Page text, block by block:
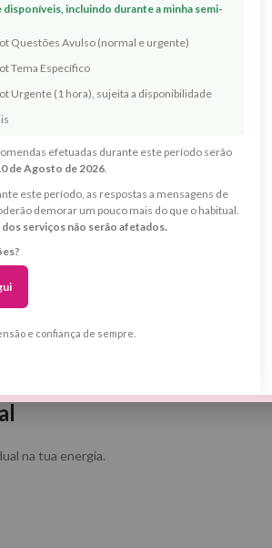
na tua energia.
disponíveis, incluindo durante a minha semi-
Questões Avulso (normal e urgente)
Tema Específico
Urgente (1 hora), sujeita a disponibilidade
efetuadas durante este período serão
de Agosto de 2026
este período, as respostas a mensagens de
demorar um pouco mais do que o habitual.
serviços não serão afetados.
e confiança de sempre.